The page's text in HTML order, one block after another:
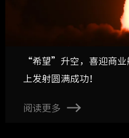
“希望”升空，喜迎商业
上发射圆满成功！
阅读更多